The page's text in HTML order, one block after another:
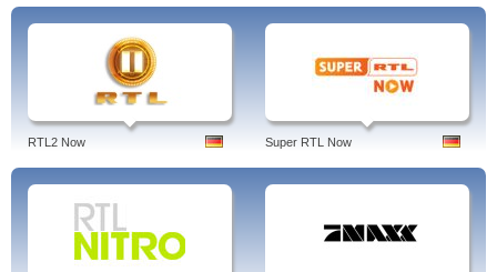
RTL2 Now Super RTL Now